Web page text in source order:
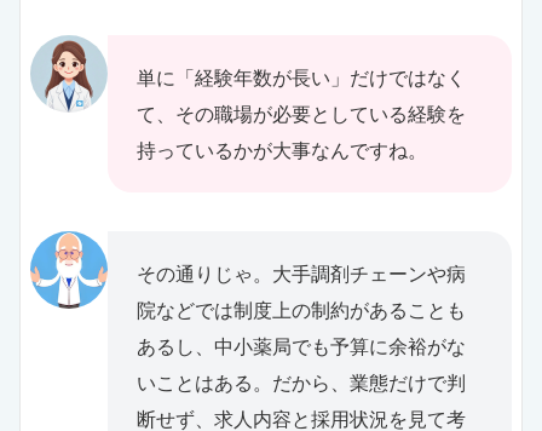
単に「経験年数が長い」だけではなく
て、その職場が必要としている経験を
持っているかが大事なんですね。
その通りじゃ。大手調剤チェーンや病
院などでは制度上の制約があることも
あるし、中小薬局でも予算に余裕がな
いことはある。だから、業態だけで判
断せず、求人内容と採用状況を見て考